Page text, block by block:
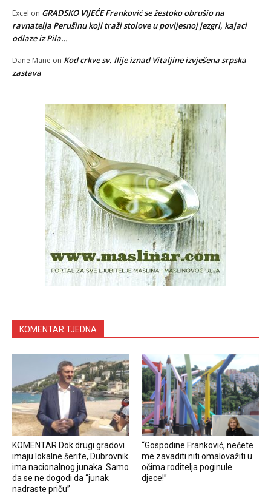
Excel on GRADSKO VIJEĆE Franković se žestoko obrušio na
ravnatelja Perušinu koji traži stolove u povijesnoj jezgri, kajaci
odlaze iz Pila…
Dane Mane on Kod crkve sv. Ilije iznad Vitaljine izvješena srpska
zastava
KOMENTAR TJEDNA
KOMENTAR Dok drugi gradovi
imaju lokalne šerife, Dubrovnik
ima nacionalnog junaka. Samo
da se ne dogodi da “junak
nadraste priču”
“Gospodine Franković, nećete
me zavaditi niti omalovažiti u
očima roditelja poginule
djece!”